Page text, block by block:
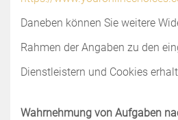
Daneben können Sie weitere
Rahmen der Angaben zu den
Dienstleistern und Cookies
Wahrnehmung von Aufgaben